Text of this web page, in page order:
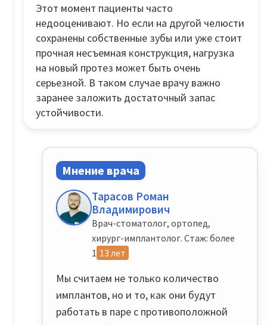
Этот момент пациенты часто
недооценивают. Но если на другой челюсти
сохранены собственные зубы или уже стоит
прочная несъемная конструкция, нагрузка
на новый протез может быть очень
серьезной. В таком случае врачу важно
заранее заложить достаточный запас
устойчивости.
Мнение врача
Тарасов Роман
Владимирович
Врач-стоматолог, ортопед,
хирург-имплантолог. Стаж: более
1 13 лет
Мы считаем не только количество
имплантов, но и то, как они будут
работать в паре с противоположной